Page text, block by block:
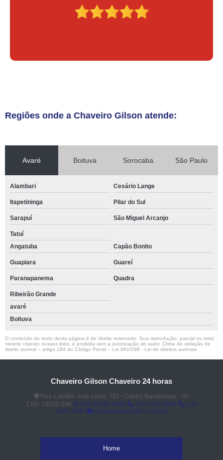
Regiões onde a Chaveiro Gilson atende:
Avaré Boituva Sorocaba São Paulo
Alambari Cesário Lange
Itapetininga Pilar do Sul
Sarapuí São Miguel Arcanjo
Tatuí
Angatuba
Capão Bonito
Guapiara Guareí
Paranapanema Quadra
Ribeirão Grande
avaré
Boituva
O conteúdo do texto desta página é de direito reservado. Sua reprodução, parcial ou total,
mesmo citando nossos links, é proibida sem a autorização do autor. Crime de violação de
direito autoral – artigo 184 do Código Penal – Lei 9610/98 - Lei de direitos autorais
Chaveiro Gilson Chaveiro 24 horas
Rua Capitão José Leme, 751 - Centro Itapetininga - SP
CEP: 18200-290
(15) 99782-0869 (15) 3272-6086
(15)
3275-4600
chaveirogilson@bol.com.br
Home